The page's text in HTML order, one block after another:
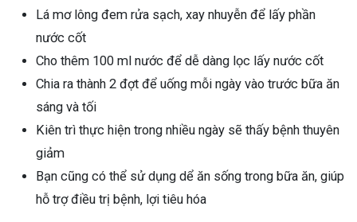
Lá mơ lông đem rửa sạch, xay nhuyễn để lấy phần
nước cốt
Cho thêm 100 ml nước để dễ dàng lọc lấy nước cốt
Chia ra thành 2 đợt để uống mỗi ngày vào trước bữa ăn
sáng và tối
Kiên trì thực hiện trong nhiều ngày sẽ thấy bệnh thuyên
giảm
Bạn cũng có thể sử dụng dể ăn sống trong bữa ăn, giúp
hỗ trợ điều trị bệnh, lợi tiêu hóa